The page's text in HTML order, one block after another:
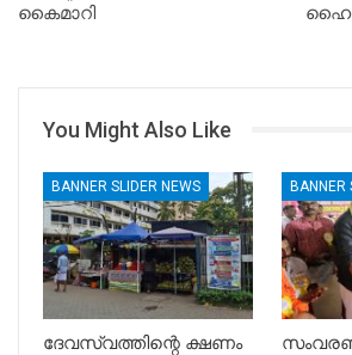
കൈമാറി
You Might Also Like
BANNER SLIDER NEWS
ദേവസ്വത്തിന്റെ ക്ഷണം
BANNER